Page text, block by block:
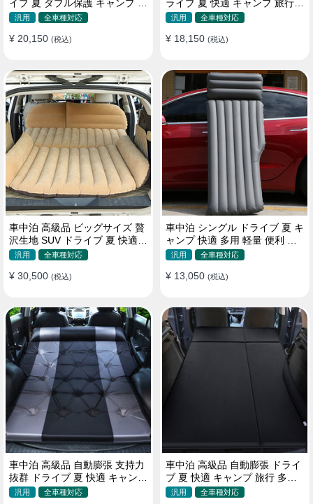
イブ 夏 ダブル保護 キャンプ 旅
行 収納便利 取付簡単 全車種 エ
汎用 全車種対応
¥ 20,150 (税込)
ライブ 夏 快適 キャンプ 旅行
収納便利 全車種 多色 エアーベ
汎用 全車種対応
¥ 18,150 (税込)
車中泊 高級品 ビッグサイズ 贅
沢生地 SUV ドライブ 夏 快適
キャンプ 旅行 収納便利 エアー
汎用 全車種対応
¥ 30,500 (税込)
車中泊 シングル ドライブ 夏 キ
ャンプ 快適 多用 軽量 便利 省
スペース 旅行 エアーベッド
汎用 全車種対応
¥ 13,050 (税込)
車中泊 高級品 自動膨張 支持力
抜群 ドライブ 夏 快適 キャンプ
旅行 省スペース エアーベッド
汎用 全車種対応
車中泊 高級品 自動膨張 ドライ
ブ 夏 快適 キャンプ 旅行 多用
取付簡単 収納便利 エアーベッ
汎用 全車種対応